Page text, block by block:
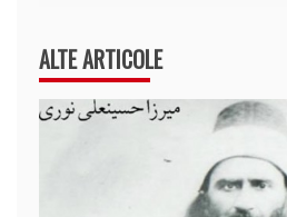
ALTE ARTICOLE